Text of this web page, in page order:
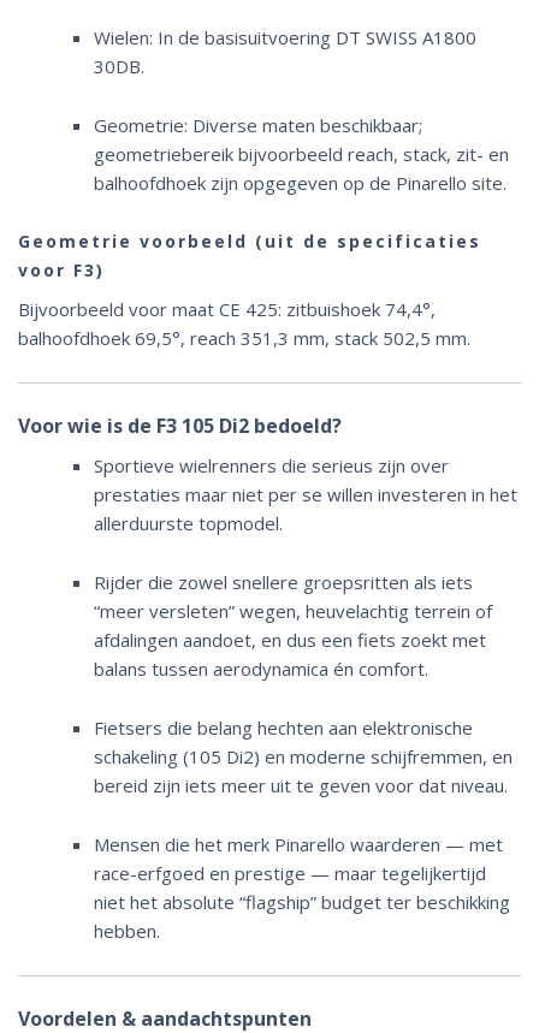
Wielen: In de basisuitvoering DT SWISS A1800
30DB.
Geometrie: Diverse maten beschikbaar;
geometriebereik bijvoorbeeld reach, stack, zit- en
balhoofdhoek zijn opgegeven op de Pinarello site.
Geometrie voorbeeld (uit de specificaties
voor F3)
Bijvoorbeeld voor maat CE 425: zitbuishoek 74,4°,
balhoofdhoek 69,5°, reach 351,3 mm, stack 502,5 mm.
Voor wie is de F3 105 Di2 bedoeld?
Sportieve wielrenners die serieus zijn over
prestaties maar niet per se willen investeren in het
allerduurste topmodel.
Rijder die zowel snellere groepsritten als iets
“meer versleten” wegen, heuvelachtig terrein of
afdalingen aandoet, en dus een fiets zoekt met
balans tussen aerodynamica én comfort.
Fietsers die belang hechten aan elektronische
schakeling (105 Di2) en moderne schijfremmen, en
bereid zijn iets meer uit te geven voor dat niveau.
Mensen die het merk Pinarello waarderen — met
race-erfgoed en prestige — maar tegelijkertijd
niet het absolute “flagship” budget ter beschikking
hebben.
Voordelen & aandachtspunten